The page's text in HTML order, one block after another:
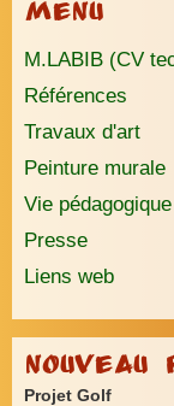
Menu
M.LABIB (CV
Références
Travaux d'art
Peinture murale
Vie pédagogique
Presse
Liens web
Nouveau
Projet Golf